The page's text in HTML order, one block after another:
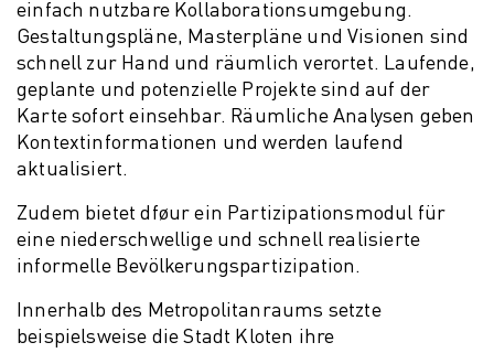
einfach nutzbare Kollaborationsumgebung.
Gestaltungspläne, Masterpläne und Visionen sind
schnell zur Hand und räumlich verortet. Laufende,
geplante und potenzielle Projekte sind auf der
Karte sofort einsehbar. Räumliche Analysen geben
Kontextinformationen und werden laufend
aktualisiert.
Zudem bietet dføur ein Partizipationsmodul für
eine niederschwellige und schnell realisierte
informelle Bevölkerungspartizipation.
Innerhalb des Metropolitanraums setzte
beispielsweise die Stadt Kloten ihre